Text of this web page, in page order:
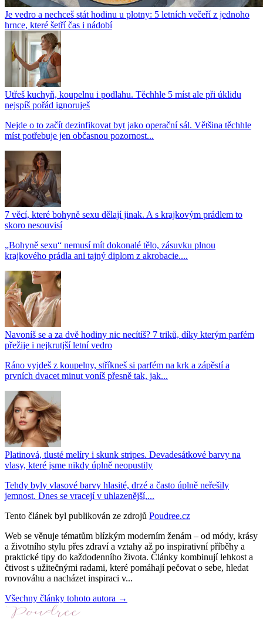
Je vedro a nechceš stát hodinu u plotny: 5 letních večeří z jednoho
hrnce, které šetří čas i nádobí
Utřeš kuchyň, koupelnu i podlahu. Těchhle 5 míst ale při úklidu
nejspíš pořád ignoruješ
Nejde o to začít dezinfikovat byt jako operační sál. Většina těchhle
míst potřebuje jen občasnou pozornost...
7 věcí, které bohyně sexu dělají jinak. A s krajkovým prádlem to
skoro nesouvisí
„Bohyně sexu“ nemusí mít dokonalé tělo, zásuvku plnou
krajkového prádla ani tajný diplom z akrobacie....
Navoníš se a za dvě hodiny nic necítíš? 7 triků, díky kterým parfém
přežije i nejkrutjší letní vedro
Ráno vyjdeš z koupelny, stříkneš si parfém na krk a zápěstí a
prvních dvacet minut voníš přesně tak, jak...
Platinová, tlusté melíry i skunk stripes. Devadesátkové barvy na
vlasy, které jsme nikdy úplně neopustily
Tehdy byly vlasové barvy hlasité, drzé a často úplně neřešily
jemnost. Dnes se vracejí v uhlazenější,...
Tento článek byl publikován ze zdrojů Poudree.cz
Web se věnuje tématům blízkým moderním ženám – od módy, krásy
a životního stylu přes zdraví a vztahy až po inspirativní příběhy a
praktické tipy do každodenního života. Články kombinují lehkost a
čtivost s užitečnými radami, které pomáhají pečovat o sebe, hledat
rovnováhu a nacházet inspiraci v...
Všechny články tohoto autora →